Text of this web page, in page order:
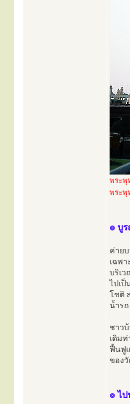
พระพุ
พระพุ
๏ บูร
ค่าย
เฉพ
บริเ
ไปเ
โชติ
น้ำร
ชาว
เดิม
ฟื้นฟู
ของ
๏ ไป